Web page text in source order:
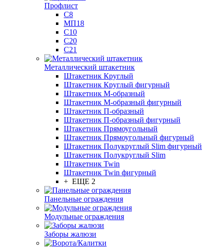
Профлист
С8
МП18
С10
С20
С21
Металлический штакетник
Штакетник Круглый
Штакетник Круглый фигурный
Штакетник М-образный
Штакетник М-образный фигурный
Штакетник П-образный
Штакетник П-образный фигурный
Штакетник Прямоугольный
Штакетник Прямоугольный фигурный
Штакетник Полукруглый Slim фигурный
Штакетник Полукруглый Slim
Штакетник Twin
Штакетник Twin фигурный
+ ЕЩЕ 2
Панельные ограждения
Модульные ограждения
Заборы жалюзи